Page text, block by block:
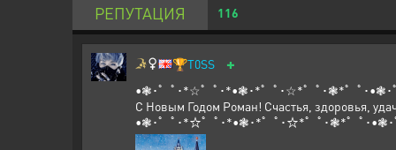
РЕПУТАЦИЯ 116
🏆T0SS +
•❃･゜ﾟ･*☆゜ﾟ･*•❃･*゜ﾟ･☆*゜ﾟ･❃*゜ﾟ･•❃
С Новым Годом Роман! Счастья, здоровья,
•❃･゜ﾟ･*☆゜ﾟ･*•❃･*゜ﾟ･☆*゜ﾟ･❃*゜ﾟ･•❃